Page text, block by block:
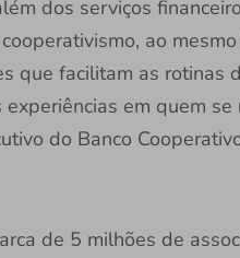
dos serviços
ao
que facilitam as rotinas
em quem se
do Banco
de 5 milhões de